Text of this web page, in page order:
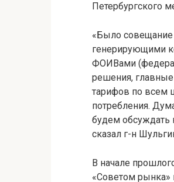
Петербургского
«Было совещание
генерирующими
ФОИВами
решения,
тарифов по всем
потребления.
будем
сказал г-н
В начале
«Советом рынка»